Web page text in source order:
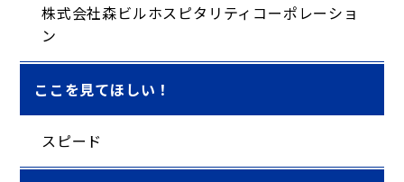
株式会社森ビルホスピタリティコーポレーショ
ン
ここを見てほしい！
スピード